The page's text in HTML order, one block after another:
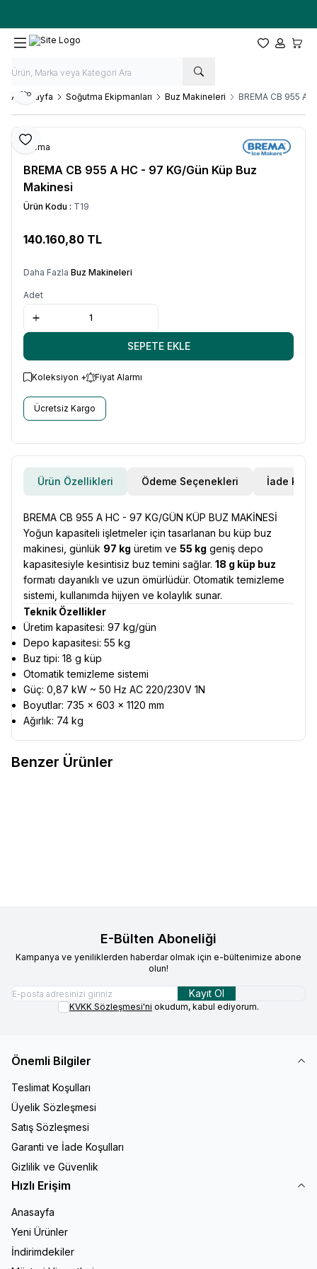
Favorilerim
Hesabım
Ana Sayfa Soğutma Ekipmanları Buz Makineleri BREMA CB 955 A
Favoriye Ekle
Paylaş
Brema
BREMA CB 955 A HC - 97 KG/Gün Küp Buz
Makinesi
Ürün Kodu : T19
140.160,80 TL
Daha Fazla Buz Makineleri
Adet
SEPETE EKLE
Koleksiyon + Fiyat Alarmı
Ücretsiz Kargo
Ürün Özellikleri Ödeme Seçenekleri İade
BREMA CB 955 A HC - 97 KG/GÜN KÜP BUZ MAKİNESİ
Yoğun kapasiteli işletmeler için tasarlanan bu küp buz
makinesi, günlük 97 kg üretim ve 55 kg geniş depo
kapasitesiyle kesintisiz buz temini sağlar. 18 g küp buz
formatı dayanıklı ve uzun ömürlüdür. Otomatik temizleme
sistemi, kullanımda hijyen ve kolaylık sunar.
Teknik Özellikler
Üretim kapasitesi: 97 kg/gün
Depo kapasitesi: 55 kg
Buz tipi: 18 g küp
Otomatik temizleme sistemi
Güç: 0,87 kW ~ 50 Hz AC 220/230V 1N
Boyutlar: 735 × 603 × 1120 mm
Ağırlık: 74 kg
Benzer Ürünler
E-Bülten Aboneliği
Kampanya ve yeniliklerden haberdar olmak için e-bültenimize abone
olun!
Kayıt Ol
KVKK Sözleşmesi'ni okudum, kabul ediyorum.
Önemli Bilgiler
Teslimat Koşulları
Üyelik Sözleşmesi
Satış Sözleşmesi
Garanti ve İade Koşulları
Gizlilik ve Güvenlik
Hızlı Erişim
Anasayfa
Yeni Ürünler
İndirimdekiler